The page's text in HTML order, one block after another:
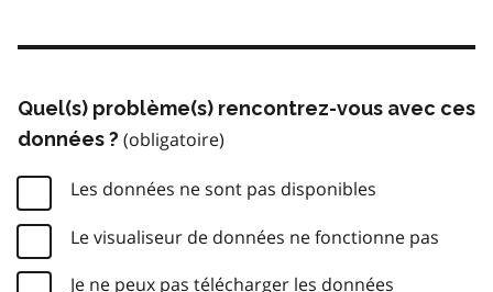
Quel(s) problème(s) rencontrez-vous avec ces
données ?
Les données ne sont pas disponibles
Le visualiseur de données ne fonctionne pas
Je ne peux pas télécharger les données